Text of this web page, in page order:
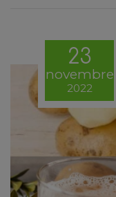
23
novembre
2022